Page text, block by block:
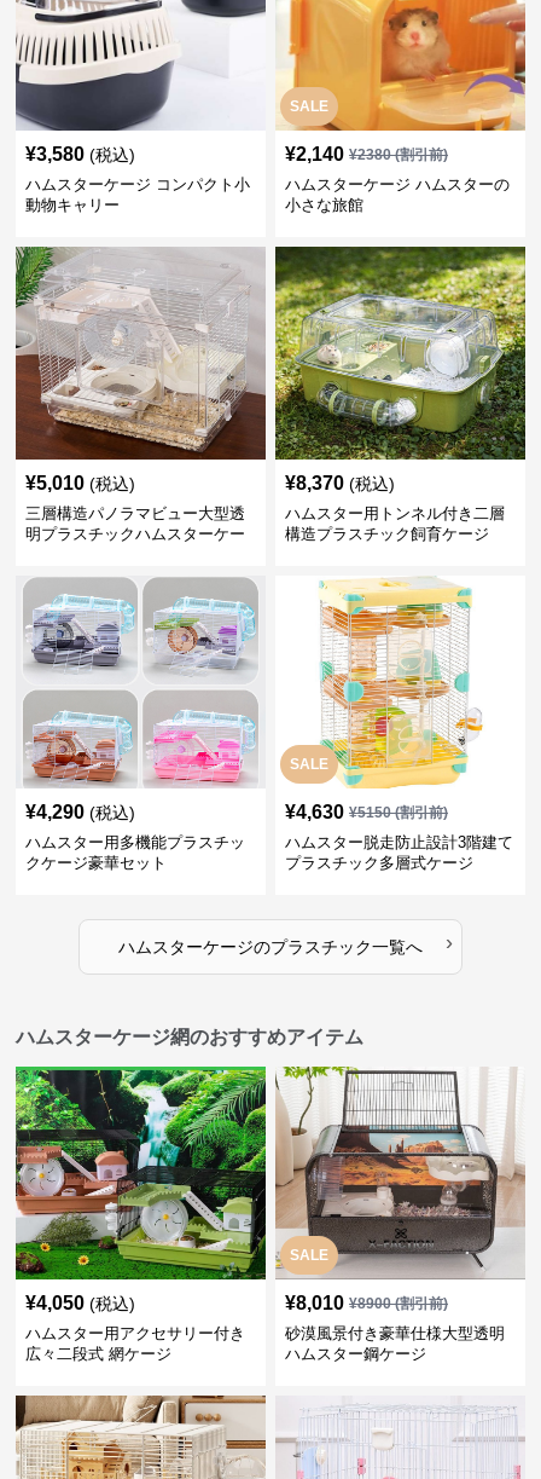
¥3,580 (税込)
ハムスターケージ コンパクト小
動物キャリー
SALE
¥2,140 ¥2380(割引前)
ハムスターケージ ハムスターの
小さな旅館
¥5,010 (税込)
三層構造パノラマビュー大型透
明プラスチックハムスターケー
¥8,370 (税込)
ハムスター用トンネル付き二層
構造プラスチック飼育ケージ
¥4,290 (税込)
ハムスター用多機能プラスチッ
クケージ豪華セット
SALE
¥4,630 ¥5150(割引前)
ハムスター脱走防止設計3階建て
プラスチック多層式ケージ
ハムスターケージのプラスチック一覧へ ›
ハムスターケージ網のおすすめアイテム
¥4,050 (税込)
ハムスター用アクセサリー付き
広々二段式 網ケージ
SALE
¥8,010 ¥8900(割引前)
砂漠風景付き豪華仕様大型透明
ハムスター鋼ケージ